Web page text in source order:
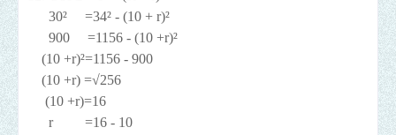
30² =34² - (10 + r)²
900 =1156 - (10 +r)²
(10 +r)²=1156 - 900
(10 +r) =√256
(10 +r)=16
r =16 - 10